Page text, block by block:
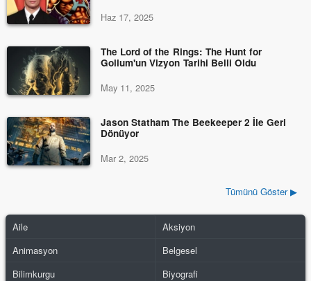
Haz 17, 2025
The Lord of the Rings: The Hunt for
Gollum'un Vizyon Tarihi Belli Oldu
May 11, 2025
Jason Statham The Beekeeper 2 İle Geri
Dönüyor
Mar 2, 2025
Tümünü Göster ▶
Aile
Aksiyon
Animasyon
Belgesel
Bilimkurgu
Biyografi